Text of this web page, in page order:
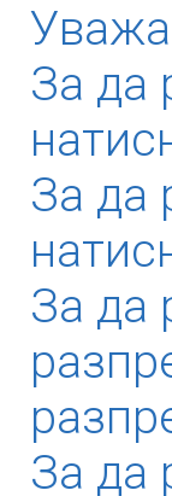
За да
За да
За да
За да